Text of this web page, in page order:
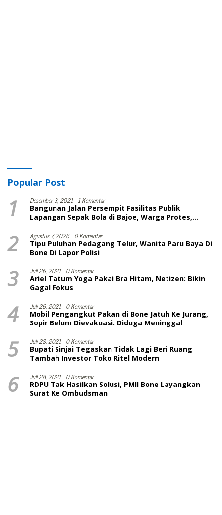
Popular Post
1 Desember 3, 2021 1 Komentar
Bangunan Jalan Persempit Fasilitas Publik
Lapangan Sepak Bola di Bajoe, Warga Protes,
2 Agustus 7, 2026 0 Komentar
Tipu Puluhan Pedagang Telur, Wanita Paru Baya Di
Bone Di Lapor Polisi
3 Juli 26, 2021 0 Komentar
Ariel Tatum Yoga Pakai Bra Hitam, Netizen: Bikin
Gagal Fokus
4 Juli 26, 2021 0 Komentar
Mobil Pengangkut Pakan di Bone Jatuh Ke Jurang,
Sopir Belum Dievakuasi. Diduga Meninggal
5 Juli 28, 2021 0 Komentar
Bupati Sinjai Tegaskan Tidak Lagi Beri Ruang
Tambah Investor Toko Ritel Modern
6 Juli 28, 2021 0 Komentar
RDPU Tak Hasilkan Solusi, PMII Bone Layangkan
Surat Ke Ombudsman